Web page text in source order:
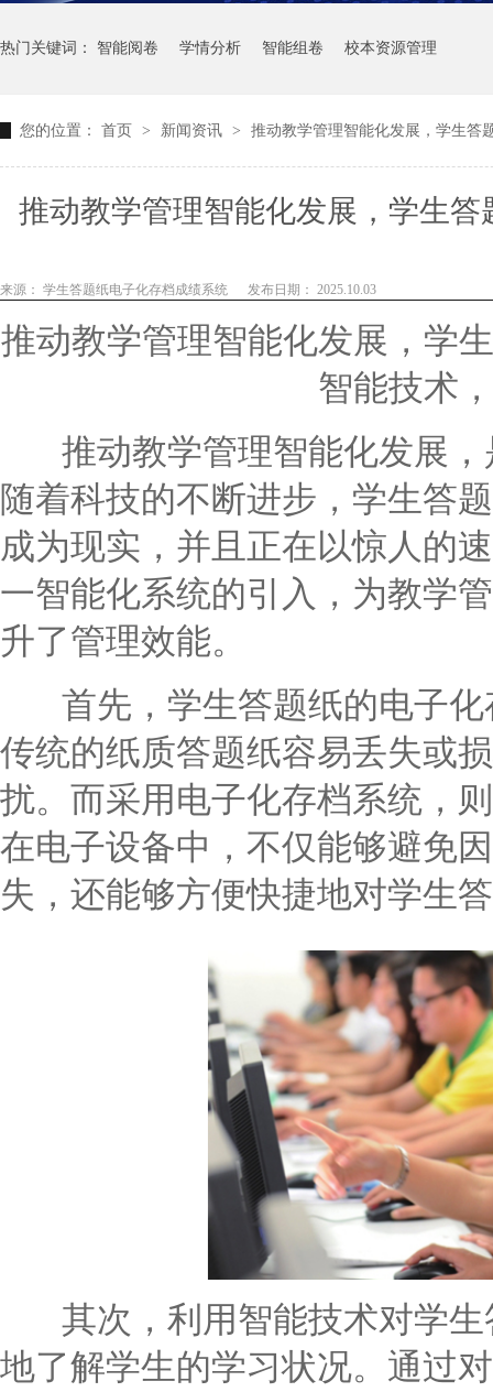
热门关键词： 智能阅卷 学情分析 智能组卷 校本资源管理
您的位置： 首页 > 新闻资讯 > 推动教学管理智能化发展，学生答
推动教学管理智能化发展，学生
来源： 学生答题纸电子化存档成绩系统 发布日期： 2025.10.03
推动教学管理智能化发展，学
智能技术
推动教学管理智能化发展，
随着科技的不断进步，学生答
成为现实，并且正在以惊人的
一智能化系统的引入，为教学
升了管理效能。
首先，学生答题纸的电子化
传统的纸质答题纸容易丢失或
扰。而采用电子化存档系统，
在电子设备中，不仅能够避免
失，还能够方便快捷地对学生
其次，利用智能技术对学生
地了解学生的学习状况。通过